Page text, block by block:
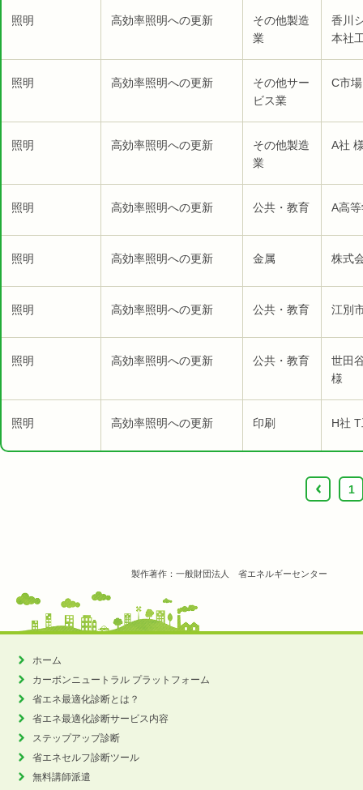
照明 高効率照明への更新
その他製造
業
香川
本社
照明 高効率照明への更新
その他サー
ビス業
C市
照明 高効率照明への更新
その他製造
業
A社
照明 高効率照明への更新 公共・教育 A高
照明 高効率照明への更新 金属 株式
照明 高効率照明への更新 公共・教育 江別
照明 高効率照明への更新 公共・教育
世田
様
照明 高効率照明への更新 印刷 H社
‹ 1
製作著作：一般財団法人 省エネルギーセンター
ホーム
カーボンニュートラル プラットフォーム
省エネ最適化診断とは？
省エネ最適化診断サービス内容
ステップアップ診断
省エネセルフ診断ツール
無料講師派遣